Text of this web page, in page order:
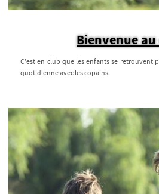
Bienvenue
C’est en club que les enfants se retrouvent
quotidienne avec les copains.